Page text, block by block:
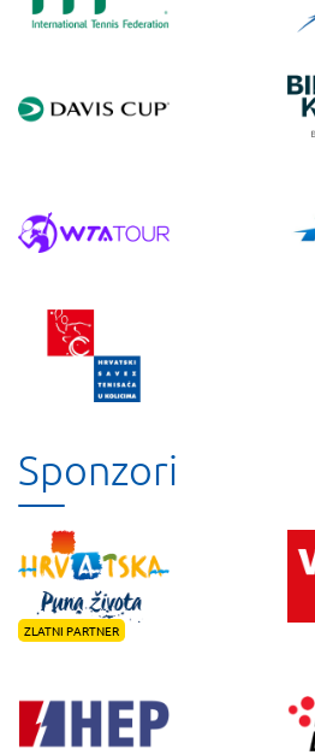
Sponzori
ZLATNI PARTNER